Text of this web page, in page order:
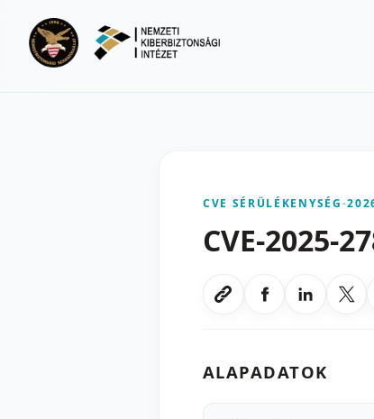
CVE SÉRÜLÉKENYSÉG-
CVE-2025-
Link masolasa
Megosztas
ALAPADATOK